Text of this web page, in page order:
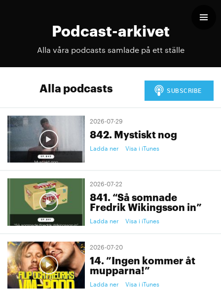
Podcast-arkivet
Alla våra podcasts samlade på ett ställe
Alla podcasts
2026-07-29
842. Mystiskt nog
Ladda ner Visa i iTunes
2026-07-22
841. “Så somnade
Fredrik Wikingsson in”
Ladda ner Visa i iTunes
2026-07-20
14. ”Ingen kommer åt
mupparna!”
Ladda ner Visa i iTunes